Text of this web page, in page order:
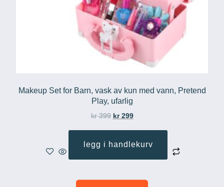
Makeup Set for Barn, vask av kun med vann, Pretend
Play, ufarlig
kr399 kr299
legg i handlekurv